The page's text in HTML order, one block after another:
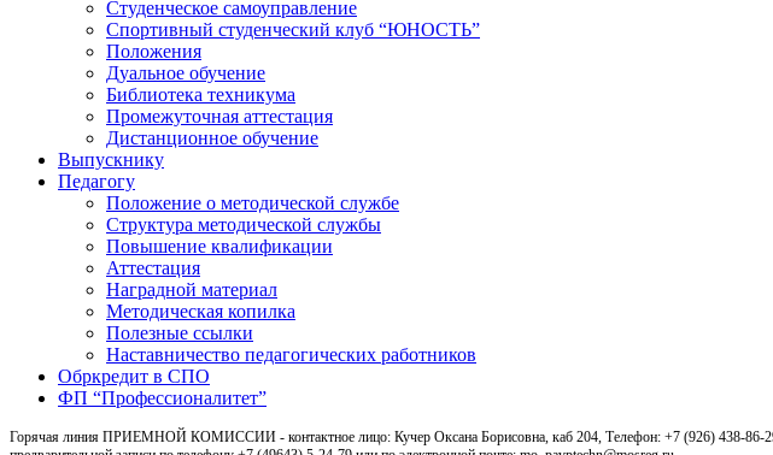
Студенческое самоуправление
Спортивный студенческий клуб “ЮНОСТЬ”
Положения
Дуальное обучение
Библиотека техникума
Промежуточная аттестация
Дистанционное обучение
Выпускнику
Педагогу
Положение о методической службе
Структура методической службы
Повышение квалификации
Аттестация
Наградной материал
Методическая копилка
Полезные ссылки
Наставничество педагогических работников
Обркредит в СПО
ФП “Профессионалитет”
Горячая линия ПРИЕМНОЙ КОМИССИИ - контактное лицо: Кучер Оксана Борисовна, каб 204, Телефон: +7 (926) 438-86-